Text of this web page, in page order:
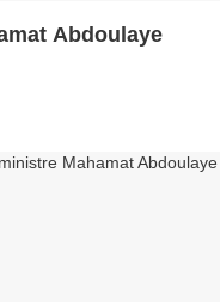
Abdoulaye